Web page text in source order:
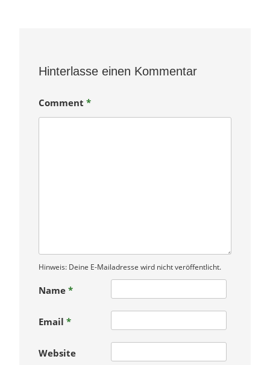
Hinterlasse einen Kommentar
Comment *
Hinweis: Deine E-Mailadresse wird nicht veröffentlicht.
Name *
Email *
Website